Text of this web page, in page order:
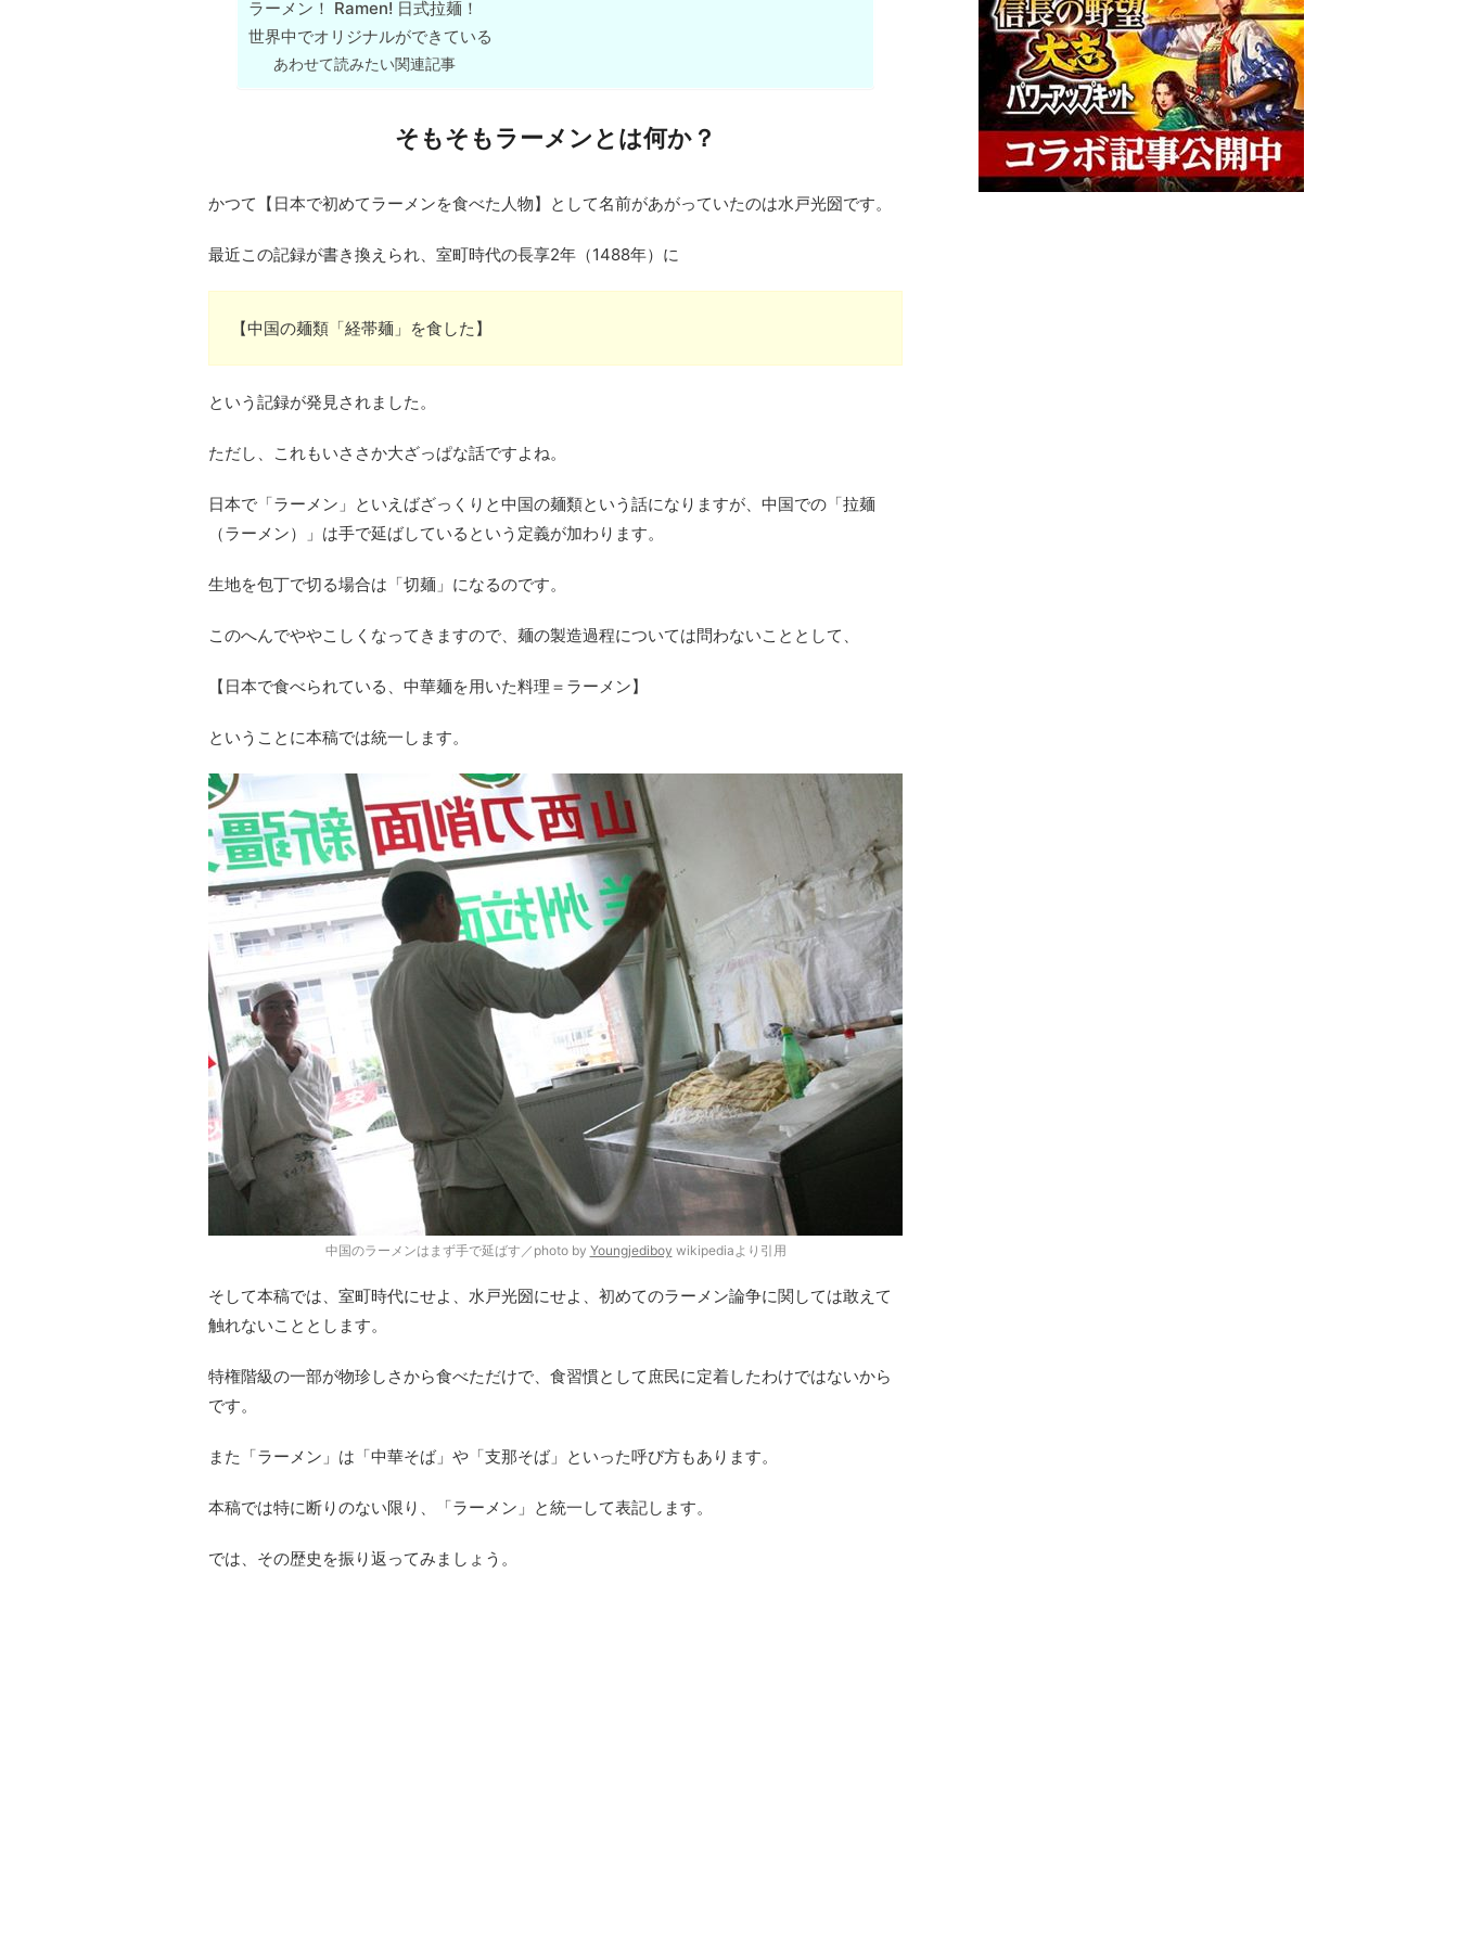
ラーメン！ Ramen! 日式拉麺！
世界中でオリジナルができている
あわせて読みたい関連記事
そもそもラーメンとは何か？
かつて【日本で初めてラーメンを食べた人物】として名前があがっていたのは水戸光圀です。
最近この記録が書き換えられ、室町時代の長享2年（1488年）に
【中国の麺類「経帯麺」を食した】
という記録が発見されました。
ただし、これもいささか大ざっぱな話ですよね。
日本で「ラーメン」といえばざっくりと中国の麺類という話になりますが、中国での「拉麺
（ラーメン）」は手で延ばしているという定義が加わります。
生地を包丁で切る場合は「切麺」になるのです。
このへんでややこしくなってきますので、麺の製造過程については問わないこととして、
【日本で食べられている、中華麺を用いた料理＝ラーメン】
ということに本稿では統一します。
中国のラーメンはまず手で延ばす／photo by Youngjediboy wikipediaより引用
そして本稿では、室町時代にせよ、水戸光圀にせよ、初めてのラーメン論争に関しては敢えて
触れないこととします。
特権階級の一部が物珍しさから食べただけで、食習慣として庶民に定着したわけではないから
です。
また「ラーメン」は「中華そば」や「支那そば」といった呼び方もあります。
本稿では特に断りのない限り、「ラーメン」と統一して表記します。
では、その歴史を振り返ってみましょう。